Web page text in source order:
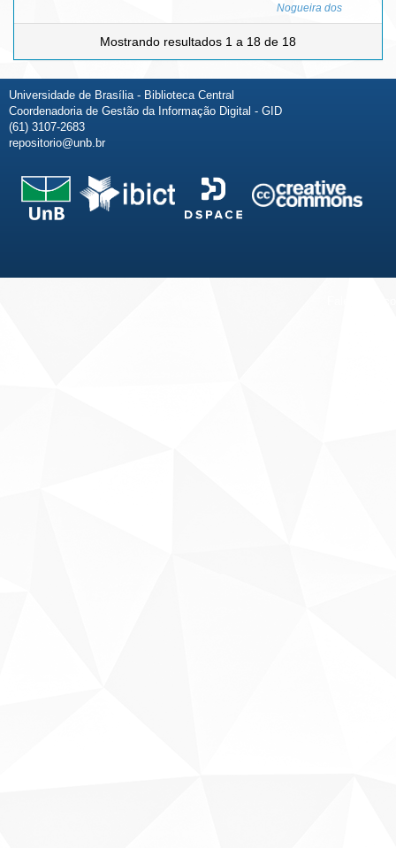
Nogueira dos
Mostrando resultados 1 a 18 de 18
Universidade de Brasília - Biblioteca Central
Coordenadoria de Gestão da Informação Digital - GID
(61) 3107-2683
repositorio@unb.br